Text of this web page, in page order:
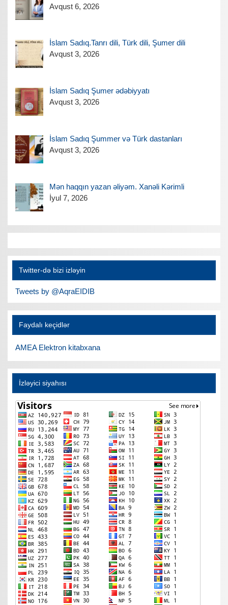
Avqust 6, 2026
İslam Sadıq.Tanrı dili, Türk dili, Şumer dili
Avqust 3, 2026
İslam Sadıq Şumer ədəbiyyatı
Avqust 3, 2026
İslam Sadıq Şummer və Türk dastanları
Avqust 3, 2026
Mən haqqın yazan əliyəm. Xanəli Kərimli
İyul 7, 2026
Twitter-də bizi izləyin
Tweets by @AqraEIDIB
Faydalı keçidlər
AMEA Elektron kitabxana
İzləyici siyahısı